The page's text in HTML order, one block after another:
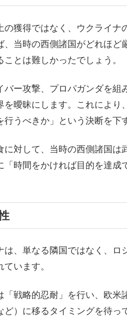
獲得ではなく、ウクライナ
当時の西側諸国がどれほど
とは難しかったでしょう。
バー攻撃、プロパガンダを
曖昧にします。これにより
うべきか」という決断を下
対して、当時の西側諸国は
時間をかければ目的を達成
、単なる隣国ではなく、ロ
います。
戦略的忍耐」を行い、欧米
）に移るタイミングを待っ